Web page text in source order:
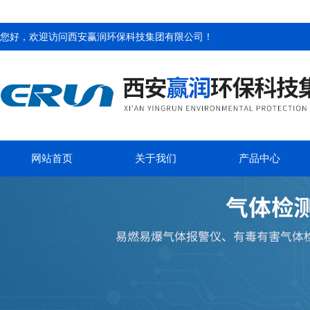
您好，欢迎访问西安赢润环保科技集团有限公司 ！
网站首页 关于我们 产品中心